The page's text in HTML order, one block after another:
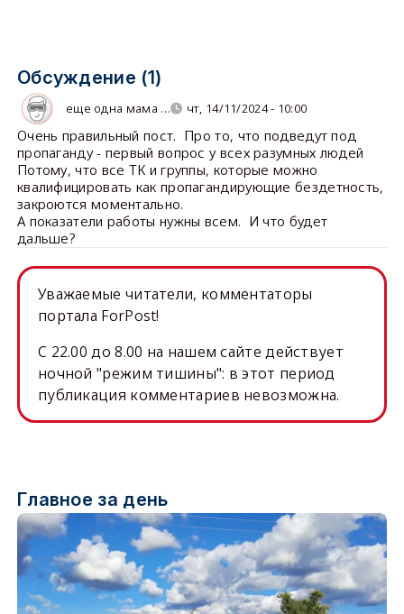
Обсуждение (1)
еще одна мама … чт, 14/11/2024 - 10:00
Очень правильный пост. Про то, что подведут под
пропаганду - первый вопрос у всех разумных людей
Потому, что все ТК и группы, которые можно
квалифицировать как пропагандирующие бездетность,
закроются моментально.
А показатели работы нужны всем. И что будет
дальше?
Уважаемые читатели, комментаторы
портала ForPost!
C 22.00 до 8.00 на нашем сайте действует
ночной "режим тишины": в этот период
публикация комментариев невозможна.
Главное за день